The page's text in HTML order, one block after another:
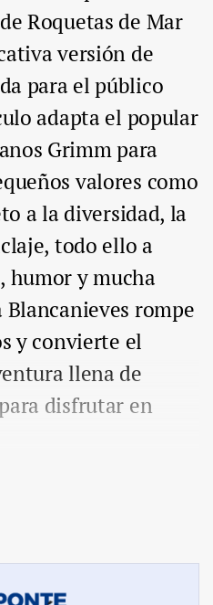
Roquetas de Mar
versión de
para el público
adapta el popular
Grimm para
valores como
a la diversidad, la
todo ello a
humor y mucha
rompe
y convierte el
llena de
disfrutar en